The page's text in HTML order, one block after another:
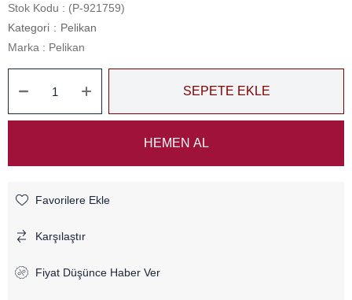
Stok Kodu
(P-921759)
Kategori : Pelikan
Marka : Pelikan
Favorilere Ekle
Karşılaştır
Fiyat Düşünce Haber Ver